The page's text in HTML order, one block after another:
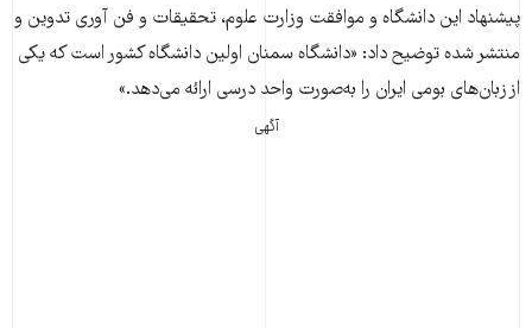
پیشنهاد این دانشگاه و موافقت وزارت علوم، تحقیقات و فن آوری تدوین و
منتشر شده توضیح داد: «دانشگاه سمنان اولین دانشگاه کشور است که یکی
از زبان‌های بومی ایران را به‌صورت واحد درسی ارائه می‌دهد.»
آگهی